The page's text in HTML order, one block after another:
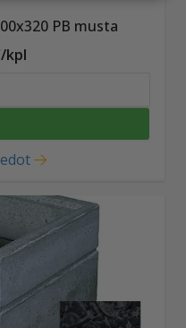
PB musta
kpl